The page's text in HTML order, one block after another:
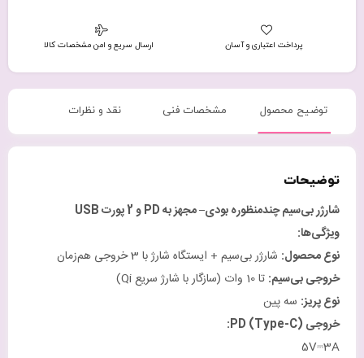
پرداخت اعتباری و آسان ارسال سریع و امن مشخصات کالا
توضیح محصول مشخصات فنی نقد و نظرات
توضیحات
شارژر بی‌سیم چندمنظورهبودی–مجهز به و 2 پورت
ویژگی‌ها:
نوع محصول: شارژر بی‌سیم + ایستگاه شارژ با 3 خروجی هم‌زمان
خروجی بی‌سیم: تا 10 وات (سازگار با شارژ سریع Qi)
نوع پریز: سه پین
خروجی
5V⎓3A